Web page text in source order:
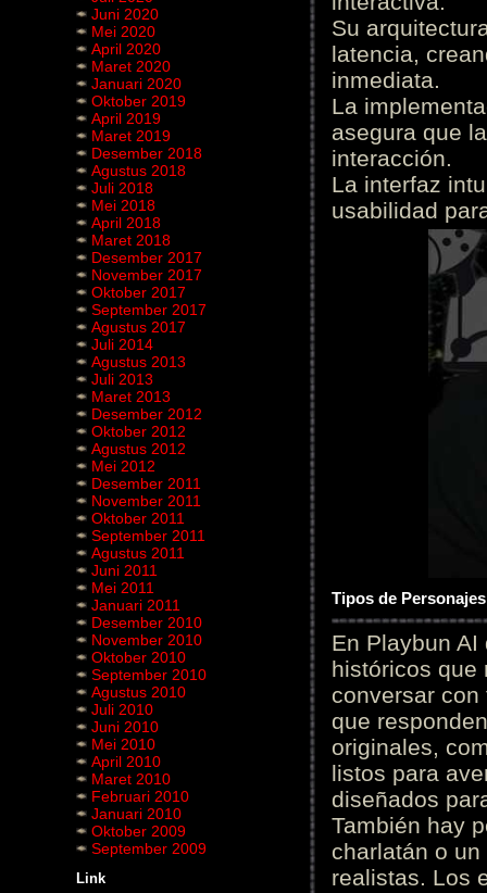
Juni 2020
Mei 2020
April 2020
Maret 2020
Januari 2020
Oktober 2019
April 2019
Maret 2019
Desember 2018
Agustus 2018
Juli 2018
Mei 2018
April 2018
Maret 2018
Desember 2017
November 2017
Oktober 2017
September 2017
Agustus 2017
Juli 2014
Agustus 2013
Juli 2013
Maret 2013
Desember 2012
Oktober 2012
Agustus 2012
Mei 2012
Desember 2011
November 2011
Oktober 2011
September 2011
Agustus 2011
Juni 2011
Mei 2011
Januari 2011
Desember 2010
November 2010
Oktober 2010
September 2010
Agustus 2010
Juli 2010
Juni 2010
Mei 2010
April 2010
Maret 2010
Februari 2010
Januari 2010
Oktober 2009
September 2009
Link
Su
latencia,
inmediata.
La
asegura que
interacción.
La interfaz
usabilidad
Tipos de
En Playbun
históricos que
conversar
que
originales,
listos para
diseñados
También hay
charlatán o
realistas. Los